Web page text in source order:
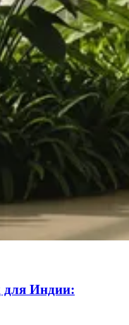
для Индии: